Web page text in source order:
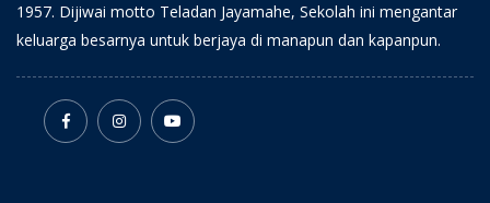
1957. Dijiwai motto Teladan Jayamahe, Sekolah ini mengantar
keluarga besarnya untuk berjaya di manapun dan kapanpun.